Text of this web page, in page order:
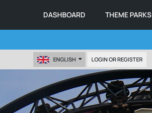
DASHBOARD THEME PARKS
ENGLISH LOGIN OR REGISTER